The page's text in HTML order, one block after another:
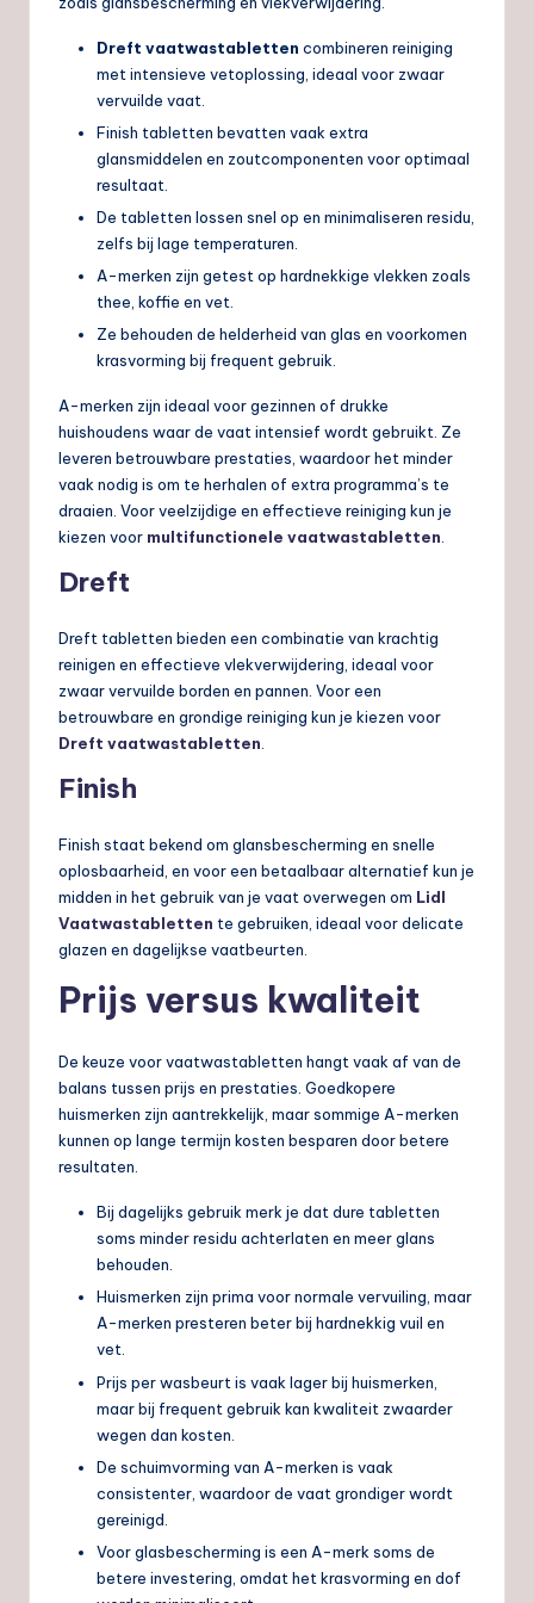
Dreft vaatwastabletten combineren reiniging
met intensieve vetoplossing, ideaal voor zwaar
vervuilde vaat.
Finish tabletten bevatten vaak extra
glansmiddelen en zoutcomponenten voor optimaal
resultaat.
De tabletten lossen snel op en minimaliseren residu,
zelfs bij lage temperaturen.
A-merken zijn getest op hardnekkige vlekken zoals
thee, koffie en vet.
Ze behouden de helderheid van glas en voorkomen
krasvorming bij frequent gebruik.
A-merken zijn ideaal voor gezinnen of drukke
huishoudens waar de vaat intensief wordt gebruikt. Ze
leveren betrouwbare prestaties, waardoor het minder
vaak nodig is om te herhalen of extra programma’s te
draaien. Voor veelzijdige en effectieve reiniging kun je
kiezen voor multifunctionele vaatwastabletten.
Dreft
Dreft tabletten bieden een combinatie van krachtig
reinigen en effectieve vlekverwijdering, ideaal voor
zwaar vervuilde borden en pannen. Voor een
betrouwbare en grondige reiniging kun je kiezen voor
Dreft vaatwastabletten.
Finish
Finish staat bekend om glansbescherming en snelle
oplosbaarheid, en voor een betaalbaar alternatief kun je
midden in het gebruik van je vaat overwegen om Lidl
Vaatwastabletten te gebruiken, ideaal voor delicate
glazen en dagelijkse vaatbeurten.
Prijs versus kwaliteit
De keuze voor vaatwastabletten hangt vaak af van de
balans tussen prijs en prestaties. Goedkopere
huismerken zijn aantrekkelijk, maar sommige A-merken
kunnen op lange termijn kosten besparen door betere
resultaten.
Bij dagelijks gebruik merk je dat dure tabletten
soms minder residu achterlaten en meer glans
behouden.
Huismerken zijn prima voor normale vervuiling, maar
A-merken presteren beter bij hardnekkig vuil en
vet.
Prijs per wasbeurt is vaak lager bij huismerken,
maar bij frequent gebruik kan kwaliteit zwaarder
wegen dan kosten.
De schuimvorming van A-merken is vaak
consistenter, waardoor de vaat grondiger wordt
gereinigd.
Voor glasbescherming is een A-merk soms de
betere investering, omdat het krasvorming en dof